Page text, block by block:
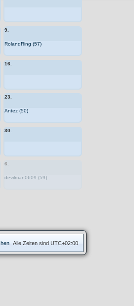
9.
RolandRing (57)
16.
23.
Antez (50)
30.
6.
devilman0609 (59)
Alle Zeiten sind UTC+02:00